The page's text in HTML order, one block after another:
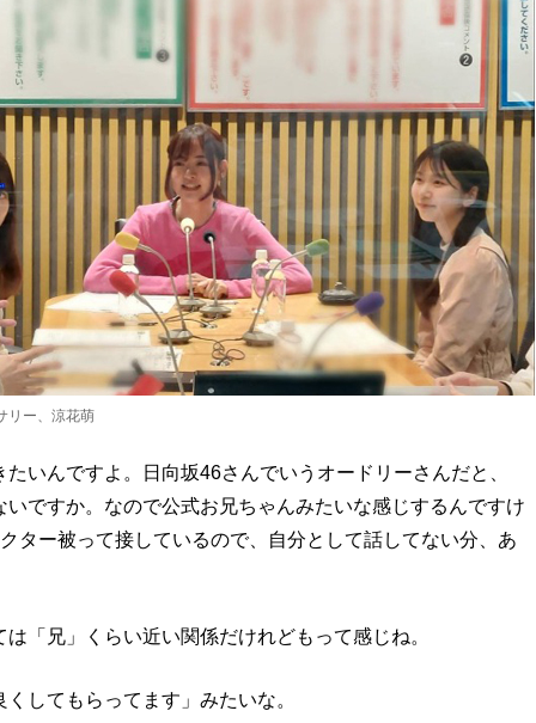
ー、涼花萌
いんですよ。日向坂46さんでいうオードリーさんだと、
いですか。なので公式お兄ちゃんみたいな感じするんですけ
ター被って接しているので、自分として話してない分、あ
「兄」くらい近い関係だけれどもって感じね。
してもらってます」みたいな。